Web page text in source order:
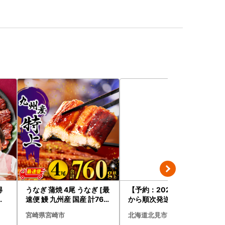
うなぎ 蒲焼 4尾 うなぎ [最
速便 鰻 九州産 国産 計760
宮崎県宮崎市
【予約：2026年9月上旬
から順次発送】JAきたみ
g ( タマネギ たまねぎ 野菜
北海道北見市